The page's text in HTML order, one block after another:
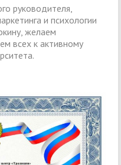
руководителя,
и психологии
желаем
всех к активному